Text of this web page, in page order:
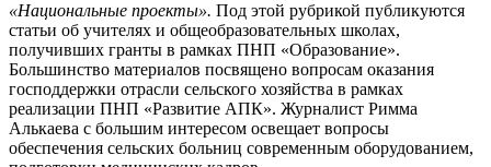
«Национальные проекты». Под этой рубрикой публикуются
статьи об учителях и общеобразовательных школах,
получивших гранты в рамках ПНП «Образование».
Большинство материалов посвящено вопросам оказания
господдержки отрасли сельского хозяйства в рамках
реализации ПНП «Развитие АПК». Журналист Римма
Алькаева с большим интересом освещает вопросы
обеспечения сельских больниц современным оборудованием,